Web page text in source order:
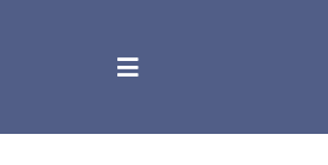
Toggle